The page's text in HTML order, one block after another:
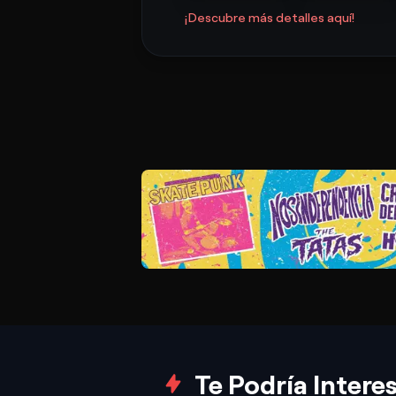
¡Descubre más detalles aquí!
Te Podría